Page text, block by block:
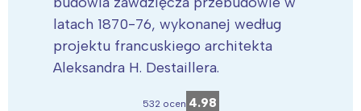
latach 1870-76, wykonanej według
projektu francuskiego architekta
Aleksandra H. Destaillera.
532 ocen 4.98